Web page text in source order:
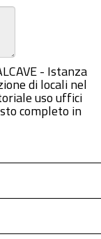
- Istanza
di locali nel
uso uffici
completo in